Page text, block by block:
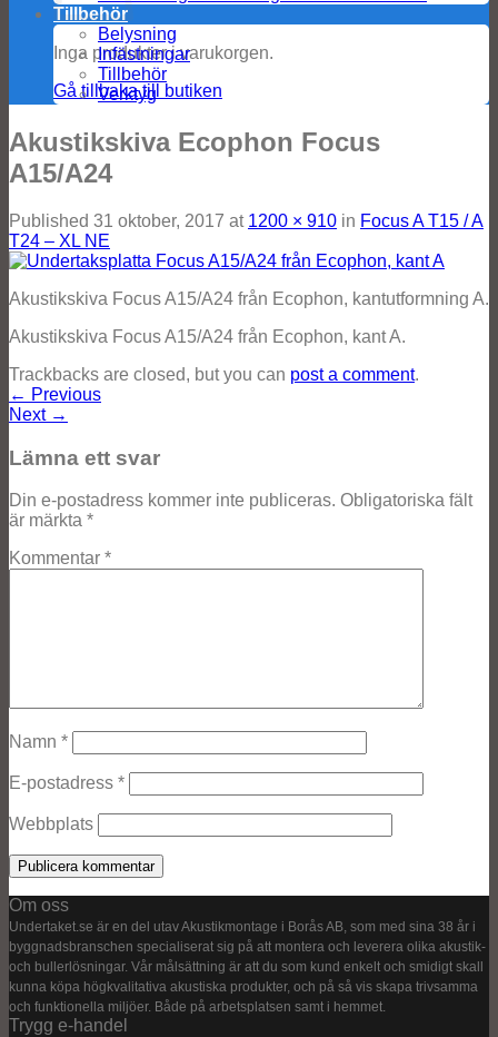
Inga produkter i varukorgen.
Gå tillbaka till butiken
Tillbehör
Belysning
Infästningar
Tillbehör
Verktyg
Akustikskiva Ecophon Focus
A15/A24
Published 31 oktober, 2017 at 1200 × 910 in Focus A T15 / A
T24 – XL NE
Akustikskiva Focus A15/A24 från Ecophon, kantutformning A.
Akustikskiva Focus A15/A24 från Ecophon, kant A.
Trackbacks are closed, but you can post a comment.
← Previous
Next →
Lämna ett svar
Din e-postadress kommer inte publiceras. Obligatoriska fält
är märkta *
Kommentar *
Namn *
E-postadress *
Webbplats
Om oss
Undertaket.se är en del utav Akustikmontage i Borås AB, som med sina 38 år i
byggnadsbranschen specialiserat sig på att montera och leverera olika akustik-
och bullerlösningar. Vår målsättning är att du som kund enkelt och smidigt skall
kunna köpa högkvalitativa akustiska produkter, och på så vis skapa trivsamma
och funktionella miljöer. Både på arbetsplatsen samt i hemmet.
Trygg e-handel